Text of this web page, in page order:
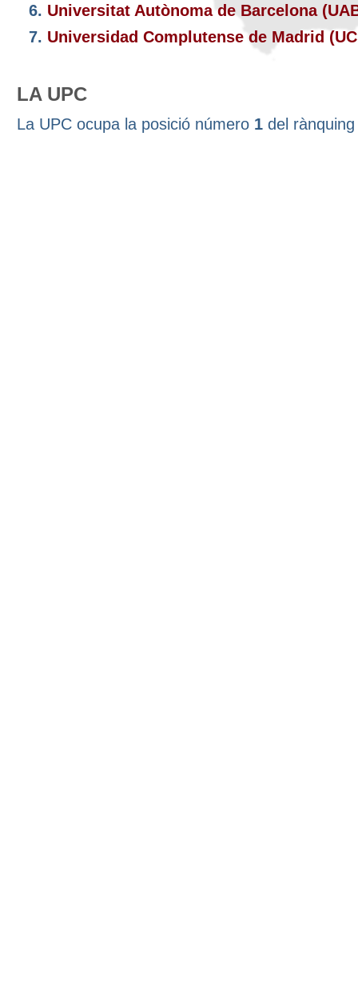
6. Universitat Autònoma de Barcelona
7. Universidad Complutense de Madrid
LA UPC
La UPC ocupa la posició número 1 del